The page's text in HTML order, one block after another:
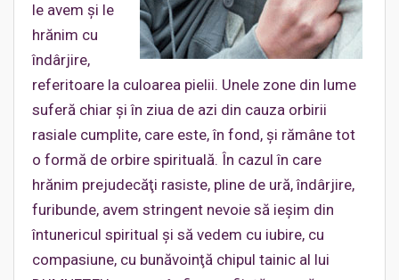
le avem şi le
hrănim cu
îndârjire,
referitoare la culoarea pielii. Unele zone din lume
suferă chiar şi în ziua de azi din cauza orbirii
rasiale cumplite, care este, în fond, şi rămâne tot
o formă de orbire spirituală. În cazul în care
hrănim prejudecăţi rasiste, pline de ură, îndârjire,
furibunde, avem stringent nevoie să ieşim din
întunericul spiritual şi să vedem cu iubire, cu
compasiune, cu bunăvoinţă chipul tainic al lui